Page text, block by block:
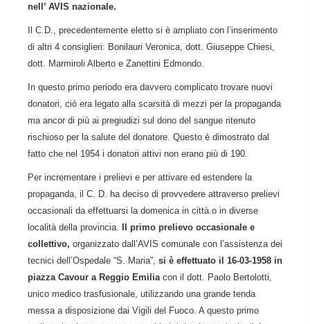
nell’ AVIS nazionale.
Il C.D., precedentemente eletto si è ampliato con l’inserimento
di altri 4 consiglieri: Bonilauri Veronica, dott. Giuseppe Chiesi,
dott. Marmiroli Alberto e Zanettini Edmondo.
In questo primo periodo era davvero complicato trovare nuovi
donatori, ciò era legato alla scarsità di mezzi per la propaganda
ma ancor di più ai pregiudizi sul dono del sangue ritenuto
rischioso per la salute del donatore. Questo è dimostrato dal
fatto che nel 1954 i donatori attivi non erano più di 190.
Per incrementare i prelievi e per attivare ed estendere la
propaganda, il C. D. ha deciso di provvedere attraverso prelievi
occasionali da effettuarsi la domenica in città o in diverse
località della provincia. Il primo prelievo occasionale e
collettivo, organizzato dall’AVIS comunale con l’assistenza dei
tecnici dell’Ospedale “S. Maria”, si è effettuato il 16-03-1958 in
piazza Cavour a Reggio Emilia con il dott. Paolo Bertolotti,
unico medico trasfusionale, utilizzando una grande tenda
messa a disposizione dai Vigili del Fuoco. A questo primo